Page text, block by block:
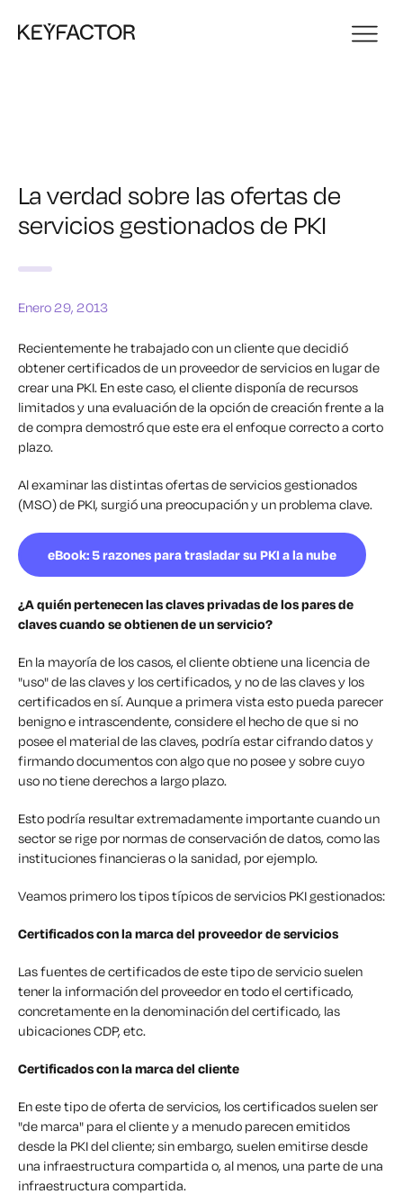
La verdad sobre las ofertas de
servicios gestionados de PKI
Enero 29, 2013
Recientemente he trabajado con un cliente que decidió
obtener certificados de un proveedor de servicios en lugar de
crear una PKI. En este caso, el cliente disponía de recursos
limitados y una evaluación de la opción de creación frente a la
de compra demostró que este era el enfoque correcto a corto
plazo.
Al examinar las distintas ofertas de servicios gestionados
(MSO) de PKI, surgió una preocupación y un problema clave.
eBook: 5 razones para trasladar su PKI a la nube
¿A quién pertenecen las claves privadas de los pares de
claves cuando se obtienen de un servicio?
En la mayoría de los casos, el cliente obtiene una licencia de
"uso" de las claves y los certificados, y no de las claves y los
certificados en sí. Aunque a primera vista esto pueda parecer
benigno e intrascendente, considere el hecho de que si no
posee el material de las claves, podría estar cifrando datos y
firmando documentos con algo que no posee y sobre cuyo
uso no tiene derechos a largo plazo.
Esto podría resultar extremadamente importante cuando un
sector se rige por normas de conservación de datos, como las
instituciones financieras o la sanidad, por ejemplo.
Veamos primero los tipos típicos de servicios PKI gestionados:
Certificados con la marca del proveedor de servicios
Las fuentes de certificados de este tipo de servicio suelen
tener la información del proveedor en todo el certificado,
concretamente en la denominación del certificado, las
ubicaciones CDP, etc.
Certificados con la marca del cliente
En este tipo de oferta de servicios, los certificados suelen ser
"de marca" para el cliente y a menudo parecen emitidos
desde la PKI del cliente; sin embargo, suelen emitirse desde
una infraestructura compartida o, al menos, una parte de una
infraestructura compartida.